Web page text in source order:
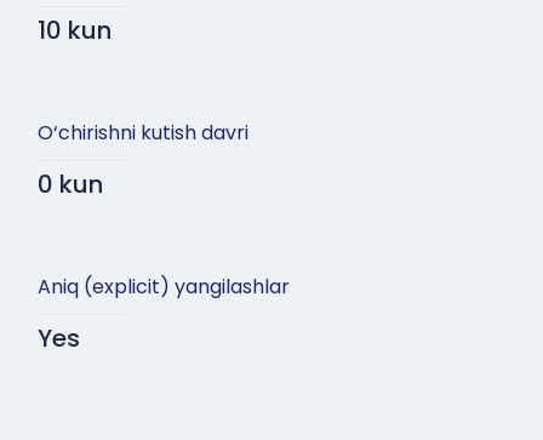
10 kun
O‘chirishni kutish davri
0 kun
Aniq (explicit) yangilashlar
Yes